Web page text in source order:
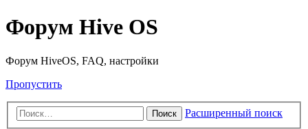
Форум Hive OS
Форум HiveOS, FAQ, настройки
Пропустить
Поиск Расширенный поиск